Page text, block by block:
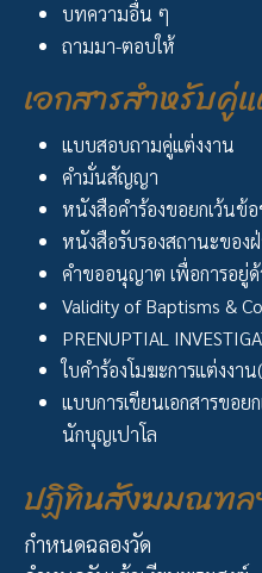
บทความอื่น ๆ
ถามมา-ตอบให้
เอกสารสำหรับคู่
แบบสอบถามคู่แต่งงาน
คำมั่นสัญญา
หนังสือคำร้องขอยกเว้นข้
หนังสือรับรองสถานะของ
คำขออนุญาต เพื่อการอยู่
Validity of Baptisms &
PRENUPTIAL
ใบคำร้องโมฆะการแต่งงา
แบบการเขียนเอกสารขอ
นักบุญเปาโล
ปฏิทินสังฆมณฑล
กำหนดฉลองวัด